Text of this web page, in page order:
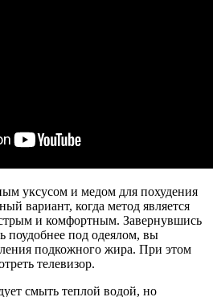
уксусом и медом для похудения
вариант, когда метод является
и комфортным. Завернувшись
поудобнее под одеялом, вы
подкожного жира. При этом
телевизор.
смыть теплой водой, но